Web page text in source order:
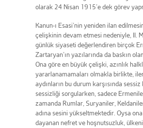
olarak 24 Nisan 1915’e dek görev
Kanun-ı Esasi’nin yeniden ilan
çelişkinin devam etmesi nedeniyle, II.
günlük siyaseti değerlendiren birçok
Zartaryan’ın yazılarında da baskın
Ona göre en büyük çelişki, azınlık
yararlanamamaları olmakla birlikte,
aydınların bu durum karşısında
sessizliği sorgularken, sadece
zamanda Rumlar, Suryaniler,
adına sesini yükseltmektedir. Oysa
dayanan nefret ve hoşnutsuzluk,